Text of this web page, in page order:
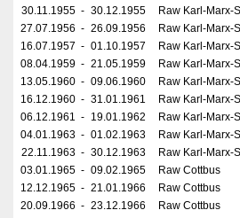
30.11.1955 - 30.12.1955
Raw Karl-Marx-
27.07.1956 - 26.09.1956
Raw Karl-Marx-
16.07.1957 - 01.10.1957
Raw Karl-Marx-
08.04.1959 - 21.05.1959
Raw Karl-Marx-
13.05.1960 - 09.06.1960
Raw Karl-Marx-
16.12.1960 - 31.01.1961
Raw Karl-Marx-
06.12.1961 - 19.01.1962
Raw Karl-Marx-
04.01.1963 - 01.02.1963
Raw Karl-Marx-
22.11.1963 - 30.12.1963
Raw Karl-Marx-
03.01.1965 - 09.02.1965
Raw Cottbus
12.12.1965 - 21.01.1966
Raw Cottbus
20.09.1966 - 23.12.1966
Raw Cottbus